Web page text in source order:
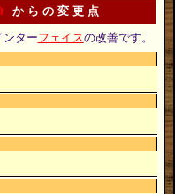
からの変更点
ンターフェイスの改善です。